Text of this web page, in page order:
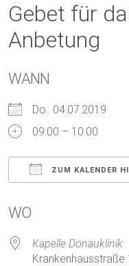
Gebet für
Anbetung
WANN
Do.. 04.07.2019
09:00 – 10:00
ZUM KALENDER
WO
Kapelle Donauklinik
Krankenhausstraße